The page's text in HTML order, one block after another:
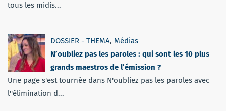
tous les midis...
DOSSIER - THEMA, Médias
N’oubliez pas les paroles : qui sont les 10 plus
grands maestros de l’émission ?
Une page s'est tournée dans N'oubliez pas les paroles avec
l''élimination d...